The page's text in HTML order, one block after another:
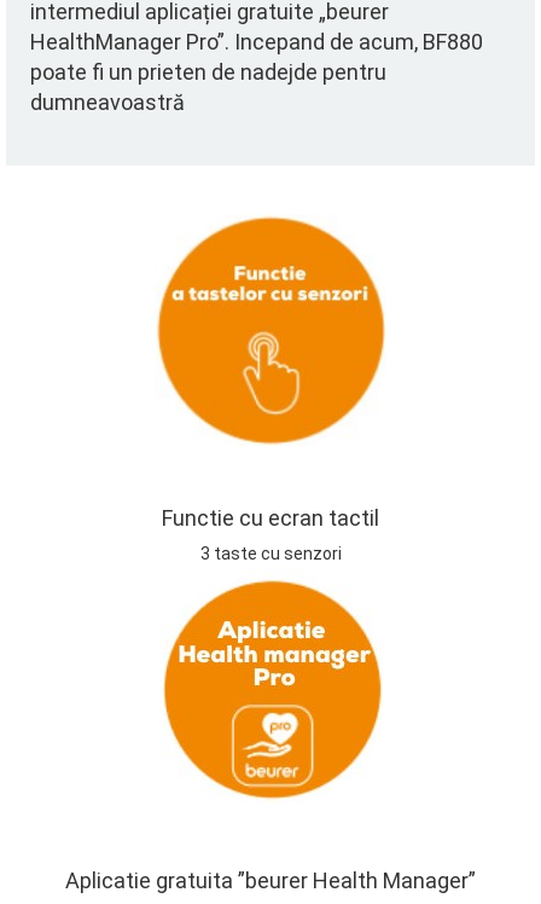
intermediul aplicației gratuite „beurer
HealthManager Pro”. Incepand de acum, BF880
poate fi un prieten de nadejde pentru
dumneavoastră
Functie cu ecran tactil
3 taste cu senzori
Aplicatie gratuita ”beurer Health Manager”